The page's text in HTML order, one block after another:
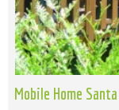
Mobile Home